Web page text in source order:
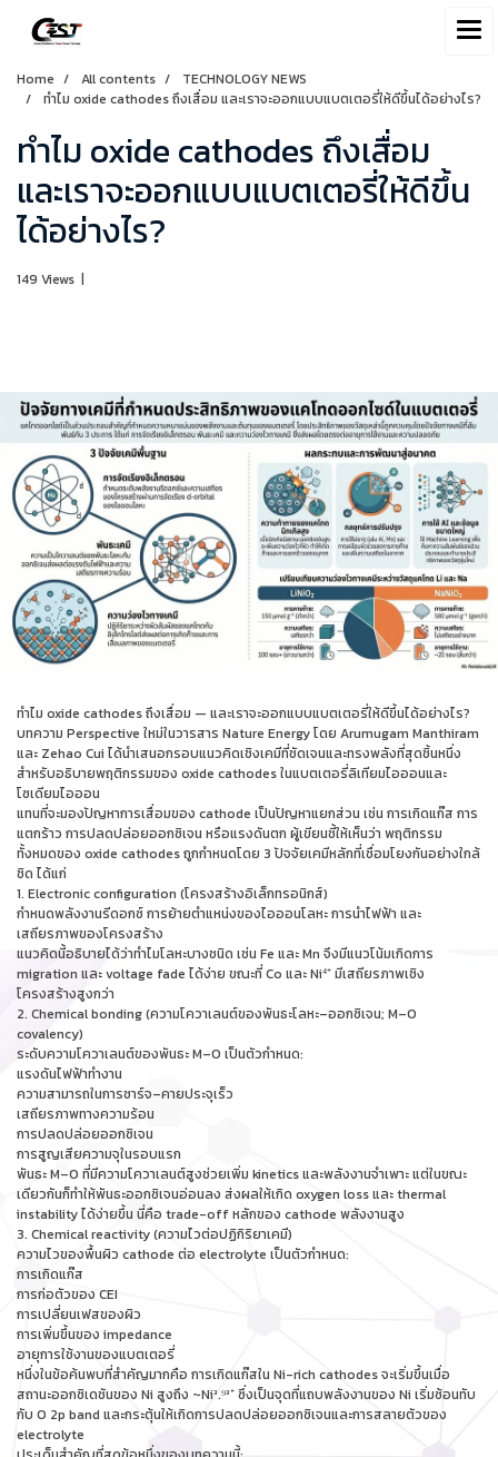
Home All contents
TECHNOLOGY NEWS
ทำไม oxide cathodes ถึงเสื่อม และเราจะออกแบบแบตเตอรี่ให้ดีขึ้นได้อย่างไร?
ทำไม oxide cathodes ถึงเสื่อม
และเราจะออกแบบแบตเตอรี่ให้ดีขึ้น
ได้อย่างไร?
149 Views |
ทำไม oxide cathodes ถึงเสื่อม — และเราจะออกแบบแบตเตอรี่ให้ดีขึ้นได้อย่างไร?
บทความ Perspective ใหม่ในวารสาร Nature Energy โดย Arumugam Manthiram
และ Zehao Cui ได้นำเสนอกรอบแนวคิดเชิงเคมีที่ชัดเจนและทรงพลังที่สุดชิ้นหนึ่ง
สำหรับอธิบายพฤติกรรมของ oxide cathodes ในแบตเตอรี่ลิเทียมไอออนและ
โซเดียมไอออน
แทนที่จะมองปัญหาการเสื่อมของ cathode เป็นปัญหาแยกส่วน เช่น การเกิดแก๊ส การ
แตกร้าว การปลดปล่อยออกซิเจน หรือแรงดันตก ผู้เขียนชี้ให้เห็นว่า พฤติกรรม
ทั้งหมดของ oxide cathodes ถูกกำหนดโดย 3 ปัจจัยเคมีหลักที่เชื่อมโยงกันอย่างใกล้
ชิด ได้แก่
1. Electronic configuration (โครงสร้างอิเล็กทรอนิกส์)
กำหนดพลังงานรีดอกซ์ การย้ายตำแหน่งของไอออนโลหะ การนำไฟฟ้า และ
เสถียรภาพของโครงสร้าง
แนวคิดนี้อธิบายได้ว่าทำไมโลหะบางชนิด เช่น Fe และ Mn จึงมีแนวโน้มเกิดการ
migration และ voltage fade ได้ง่าย ขณะที่ Co และ Ni⁴⁺ มีเสถียรภาพเชิง
โครงสร้างสูงกว่า
2. Chemical bonding (ความโควาเลนต์ของพันธะโลหะ–ออกซิเจน; M–O
covalency)
ระดับความโควาเลนต์ของพันธะ M–O เป็นตัวกำหนด:
แรงดันไฟฟ้าทำงาน
ความสามารถในการชาร์จ–คายประจุเร็ว
เสถียรภาพทางความร้อน
การปลดปล่อยออกซิเจน
การสูญเสียความจุในรอบแรก
พันธะ M–O ที่มีความโควาเลนต์สูงช่วยเพิ่ม kinetics และพลังงานจำเพาะ แต่ในขณะ
เดียวกันก็ทำให้พันธะออกซิเจนอ่อนลง ส่งผลให้เกิด oxygen loss และ thermal
instability ได้ง่ายขึ้น นี่คือ trade-off หลักของ cathode พลังงานสูง
3. Chemical reactivity (ความไวต่อปฏิกิริยาเคมี)
ความไวของพื้นผิว cathode ต่อ electrolyte เป็นตัวกำหนด:
การเกิดแก๊ส
การก่อตัวของ CEI
การเปลี่ยนเฟสของผิว
การเพิ่มขึ้นของ impedance
อายุการใช้งานของแบตเตอรี่
หนึ่งในข้อค้นพบที่สำคัญมากคือ การเกิดแก๊สใน Ni-rich cathodes จะเริ่มขึ้นเมื่อ
สถานะออกซิเดชันของ Ni สูงถึง ~Ni³.⁹³⁺ ซึ่งเป็นจุดที่แถบพลังงานของ Ni เริ่มซ้อนทับ
กับ O 2p band และกระตุ้นให้เกิดการปลดปล่อยออกซิเจนและการสลายตัวของ
electrolyte